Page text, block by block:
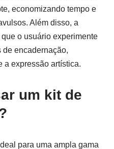
economizando tempo e
Além disso, a
o usuário experimente
de encadernação,
a expressão artística.
um kit de
para uma ampla gama